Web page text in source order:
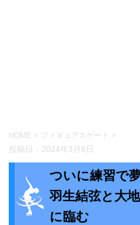
HOME > フィギュアスケート >
投稿日： 2024年3月6日
ついに練習で
羽生結弦と大
に臨む